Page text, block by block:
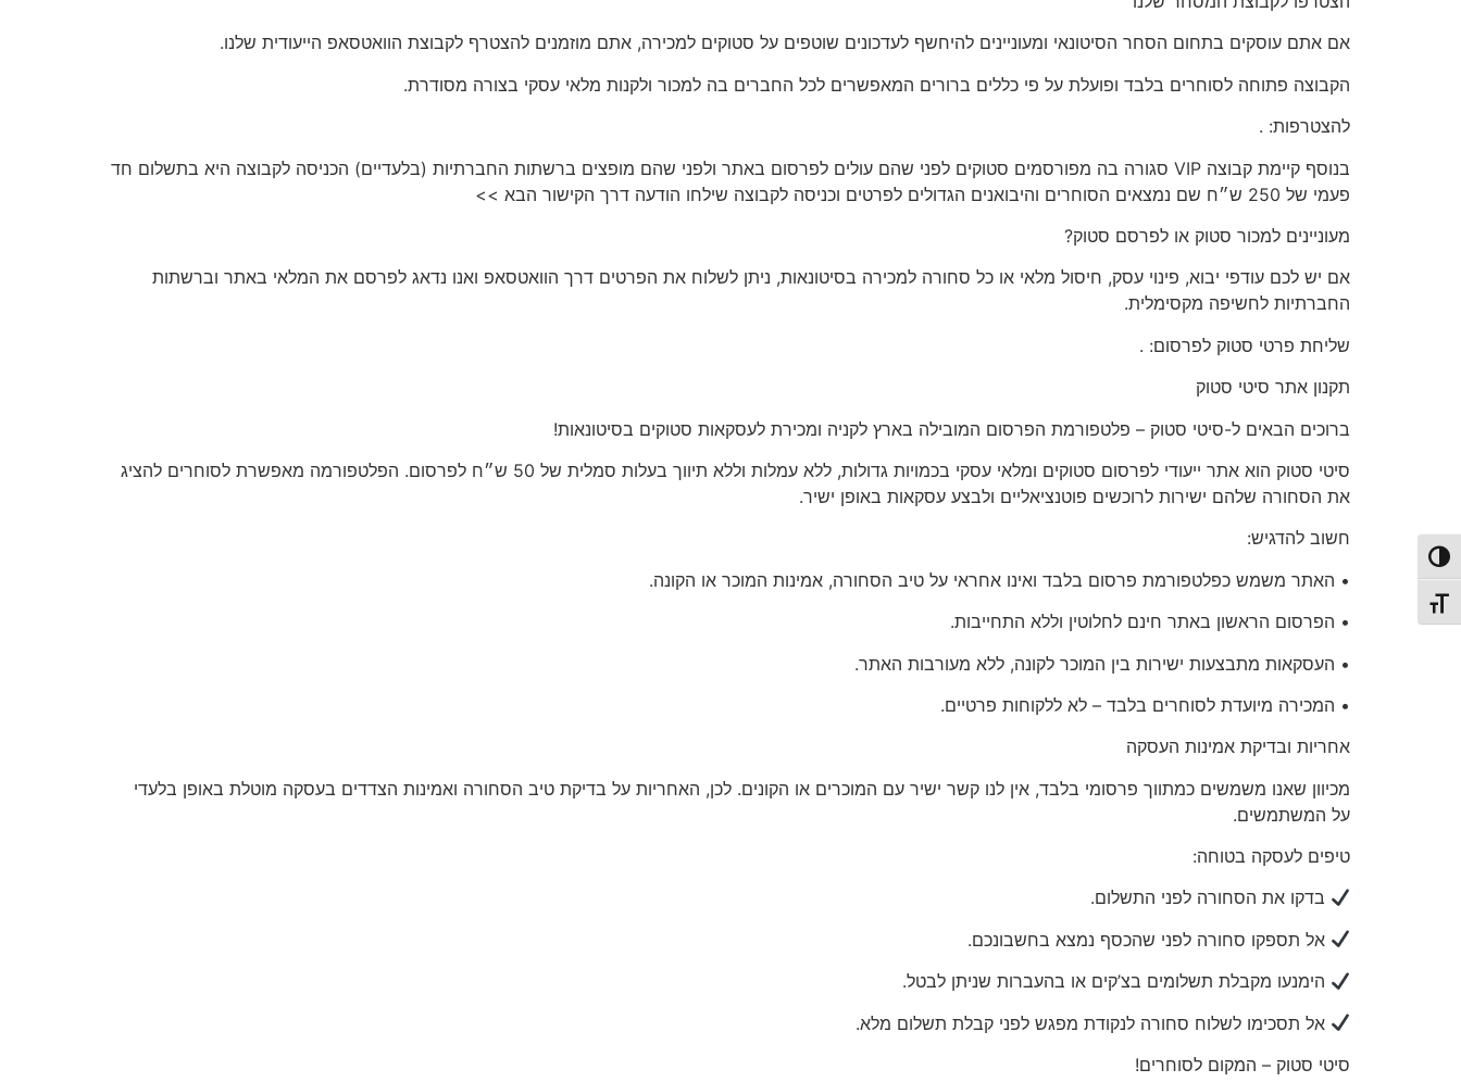
הפעל/כבה ניגודיות גבוהה
מתג גודל גופן
אם אתם עוסקים בתחום הסחר הסיטונאי ומעוניינים להיחשף לעדכונים שוטפים על סטוקים למכירה, אתם מוזמנים להצטרף לקבוצת הוואטסאפ הייעודית שלנו.
הקבוצה פתוחה לסוחרים בלבד ופועלת על פי כללים ברורים המאפשרים לכל החברים בה למכור ולקנות מלאי עסקי בצורה מסודרת.
להצטרפות: .
בנוסף קיימת קבוצה VIP סגורה בה מפורסמים סטוקים לפני שהם עולים לפרסום באתר ולפני שהם מופצים ברשתות החברתיות (בלעדיים) הכניסה לקבוצה היא בתשלום חד
פעמי של 250 ש״ח שם נמצאים הסוחרים והיבואנים הגדולים לפרטים וכניסה לקבוצה שילחו הודעה דרך הקישור הבא >>
מעוניינים למכור סטוק או לפרסם סטוק?
אם יש לכם עודפי יבוא, פינוי עסק, חיסול מלאי או כל סחורה למכירה בסיטונאות, ניתן לשלוח את הפרטים דרך הוואטסאפ ואנו נדאג לפרסם את המלאי באתר וברשתות
החברתיות לחשיפה מקסימלית.
שליחת פרטי סטוק לפרסום: .
תקנון אתר סיטי סטוק
ברוכים הבאים ל-סיטי סטוק – פלטפורמת הפרסום המובילה בארץ לקניה ומכירת לעסקאות סטוקים בסיטונאות!
סיטי סטוק הוא אתר ייעודי לפרסום סטוקים ומלאי עסקי בכמויות גדולות, ללא עמלות וללא תיווך בעלות סמלית של 50 ש״ח לפרסום. הפלטפורמה מאפשרת לסוחרים להציג
את הסחורה שלהם ישירות לרוכשים פוטנציאליים ולבצע עסקאות באופן ישיר.
חשוב להדגיש:
• האתר משמש כפלטפורמת פרסום בלבד ואינו אחראי על טיב הסחורה, אמינות המוכר או הקונה.
• הפרסום הראשון באתר חינם לחלוטין וללא התחייבות.
• העסקאות מתבצעות ישירות בין המוכר לקונה, ללא מעורבות האתר.
• המכירה מיועדת לסוחרים בלבד – לא ללקוחות פרטיים.
אחריות ובדיקת אמינות העסקה
מכיוון שאנו משמשים כמתווך פרסומי בלבד, אין לנו קשר ישיר עם המוכרים או הקונים. לכן, האחריות על בדיקת טיב הסחורה ואמינות הצדדים בעסקה מוטלת באופן בלעדי
על המשתמשים.
טיפים לעסקה בטוחה:
בדקו את הסחורה לפני התשלום.
אל תספקו סחורה לפני שהכסף נמצא בחשבונכם.
הימנעו מקבלת תשלומים בצ’קים או בהעברות שניתן לבטל.
אל תסכימו לשלוח סחורה לנקודת מפגש לפני קבלת תשלום מלא.
סיטי סטוק – המקום לסוחרים!